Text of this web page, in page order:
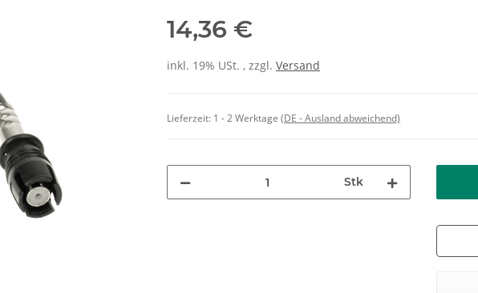
14,36 €
inkl. 19% USt. , zzgl. Versand
Lieferzeit: 1 - 2 Werktage (DE - Ausland abweichend)
Stk